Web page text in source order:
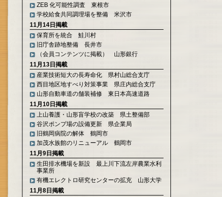
ZEB 化可能性調査 東根市
学校給食共同調理場を整備 米沢市
11月14日掲載
保育所を統合 鮭川村
旧庁舎跡地整備 長井市
（会員コンテンツに掲載） 山形銀行
11月13日掲載
産業技術短大の長寿命化 県村山総合支庁
西目地区地すべり対策事業 県庄内総合支庁
山形自動車道の舗装補修 東日本高速道路
11月10日掲載
上山養護・山形盲学校の改築 県土整備部
谷沢ポンプ場の設備更新 県企業局
旧鶴岡病院の解体 鶴岡市
加茂水族館のリニューアル 鶴岡市
11月9日掲載
生田排水機場を新設 最上川下流左岸農業水利
事業所
有機エレクトロ研究センターの拡充 山形大学
11月8日掲載